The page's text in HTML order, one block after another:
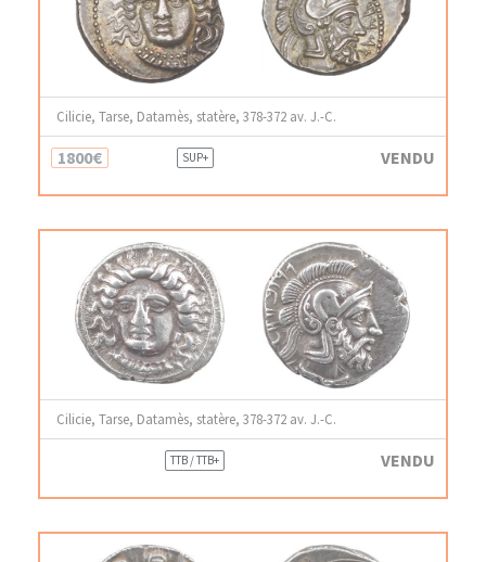
Cilicie, Tarse, Datamès, statère, 378-372 av. J.-C.
1800€ SUP+ VENDU
Cilicie, Tarse, Datamès, statère, 378-372 av. J.-C.
TTB / TTB+ VENDU